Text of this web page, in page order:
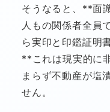
そうなると、**面
人もの関係者全員
ら実印と印鑑証明
**これは現実的に
まらず不動産が塩
せん。